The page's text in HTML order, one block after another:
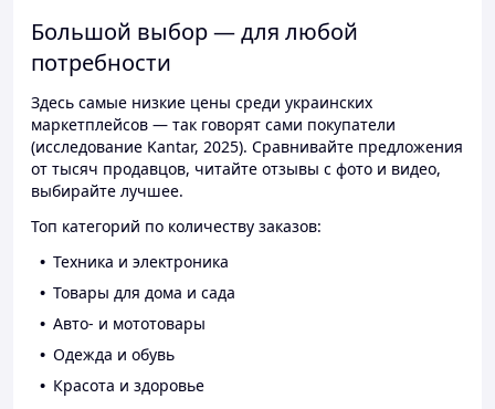
Большой выбор — для любой
потребности
Здесь самые низкие цены среди украинских
маркетплейсов — так говорят сами покупатели
(исследование Kantar, 2025). Сравнивайте предложения
от тысяч продавцов, читайте отзывы с фото и видео,
выбирайте лучшее.
Топ категорий по количеству заказов:
Техника и электроника
Товары для дома и сада
Авто- и мототовары
Одежда и обувь
Красота и здоровье